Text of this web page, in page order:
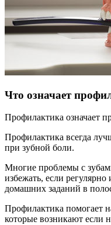
Что означает
Профилактика означает
Профилактика всегда
при зубной боли.
Многие проблемы с
избежать, если
домашних заданий в
Профилактика помогает
которые возникают если